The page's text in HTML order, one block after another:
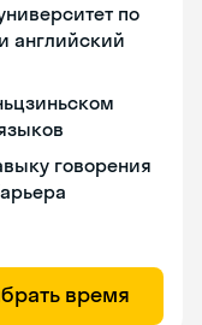
по
английский
говорения
время